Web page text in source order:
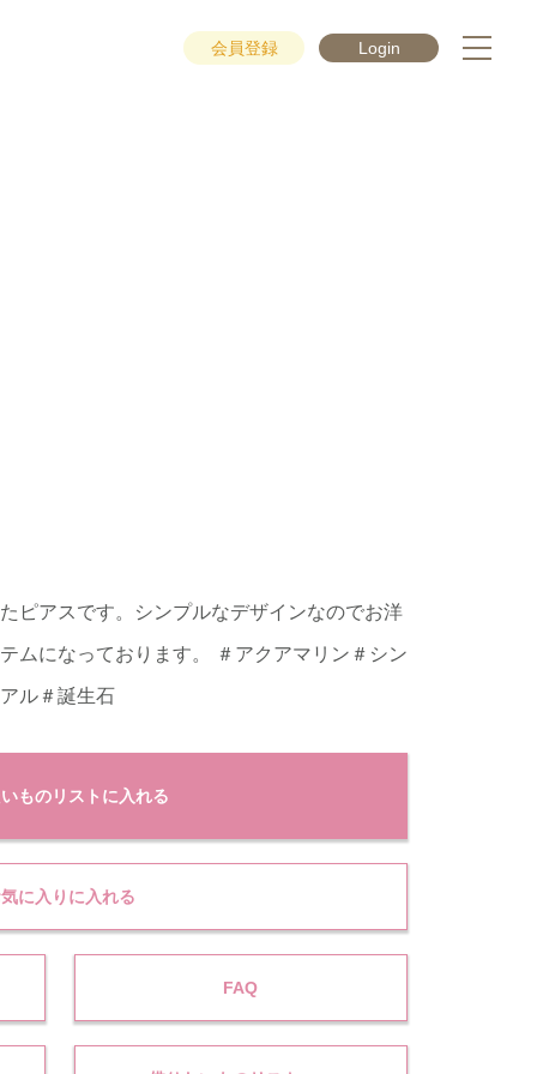
会員登録 Login
ピアスです。シンプルなデザインなのでお洋
ムになっております。 ＃アクアマリン＃シン
ル＃誕生石
ものリストに入れる
に入りに入れる
FAQ